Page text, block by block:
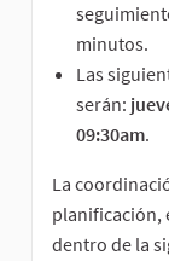
minutos.
Las
serán:
09:30am.
La
planificación,
dentro de la